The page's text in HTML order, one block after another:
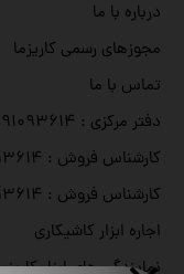
درباره با ما
مجوزهای رسمی کاریزما
تماس با ما
دفتر مرکزی : ۰۲۱۹۱۰۹۳۶۱۴
کارشناس فروش : ۰۹۲۰۱۰۹۳۶۱۴
کارشناس فروش : ۰۹۳۷۱۰۹۳۶۱۴
اجاره ابزار کاشیکاری